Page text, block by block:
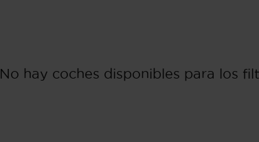
No hay coches disponibles para los